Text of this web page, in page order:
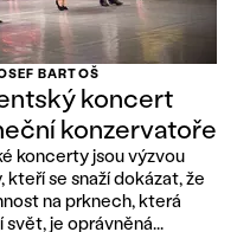
BARTOŠ
koncert
konzervatoře
koncerty jsou výzvou
kteří se snaží dokázat, že
na prknech, která
svět, je oprávněná...